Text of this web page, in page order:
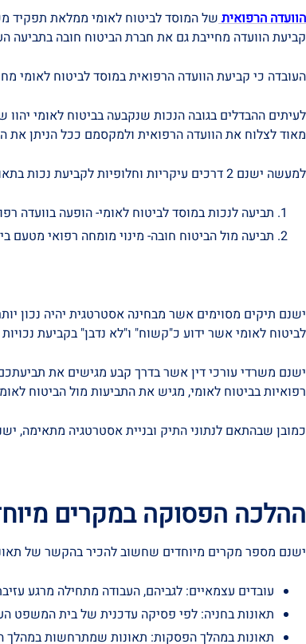
הוועדה הרפואית של המוסד לביטוח לאומי ממלאת תפקיד
קביעת הוועדה מחייבת גם את חברת הביטוח חובה בתביעה העתידית
העובדה כי קביעת הוועדה הרפואית במוסד לביטוח לאומי
לעיתים ההבדלים בגובה הנכות שנקבעה בביטוח לאומי
מאוד לצלוח את הוועדה הרפואית ולמקסמם ככל הניתן את
למעשה ישנם 2 דרכים עיקריות וחלופיות לקביעת נכות בתאונת דרכים שהיא גם תאונת עבודה:
תביעה לנכות במוסד לביטוח לאומי- הופעה בוועדה
תביעה מול הביטוח חובה- מינוי מומחה רפואי מטעם
ישנם תיקים מסוימים אשר מבחינה אסטרטגית יהיה נכון
לביטוח לאומי אשר ידוע כ"קשוח" ו"לא נדבן" בקביעת
ישנם משרדי עורכי דין אשר בדרך קבע מגישים את
רפואיות בביטוח לאומי, מגיש את התביעות מול הביטוח
כמובן שבהתאם לנתוני התיק ובניית אסטרטגיה מתאימה,
ההלכה הפסוקה במקרים
ישנם מספר מקרים מיוחדים שחשוב להכיר בהקשר של
עובדים עצמאיים: לגביהם, העבודה מתחילה מרגע
תאונות בחניה: לפי פסיקה עדכנית של בית המשפט
תאונות במהלך הפסקות: תאונות שמתרחשות במהלך